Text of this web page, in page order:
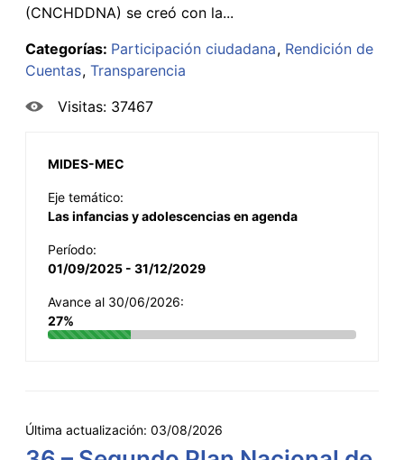
(CNCHDDNA) se creó con la...
Categorías: Participación ciudadana Rendición de
Cuentas Transparencia
Visitas: 37467
MIDES-MEC
Eje temático:
Las infancias y adolescencias en agenda
Período:
01/09/2025 - 31/12/2029
Avance al 30/06/2026:
27%
Última actualización: 03/08/2026